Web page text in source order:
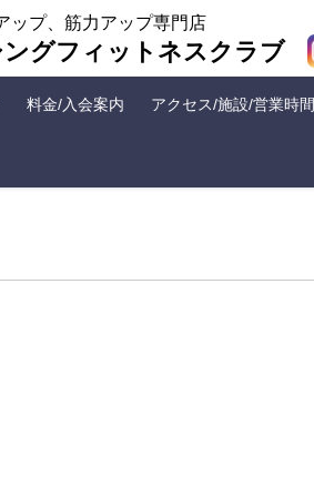
ップ、筋力アップ専門店
グフィットネスクラブ
料金/入会案内 アクセス/施設/営業時間